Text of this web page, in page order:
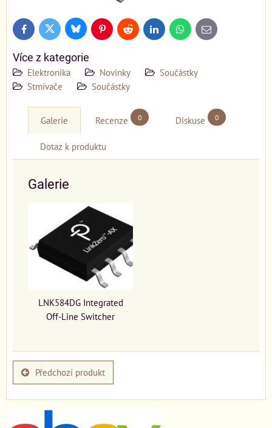
FacebookTwitter BlueskyPinterestReddit LinkedInWhatsApp
E-
mail
Více z kategorie
Elektronika Novinky
Součástky
Stmívače
Součástky
Galerie Recenze 0 Diskuse 0
Dotaz k produktu
Galerie
LNK584DG Integrated
Off-Line Switcher
Předchozí produkt